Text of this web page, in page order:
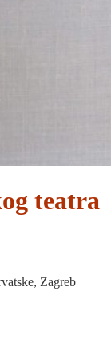
teatra
Zagreb